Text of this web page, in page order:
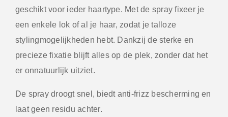
geschikt voor ieder haartype. Met de spray fixeer je
een enkele lok of al je haar, zodat je talloze
stylingmogelijkheden hebt. Dankzij de sterke en
precieze fixatie blijft alles op de plek, zonder dat het
er onnatuurlijk uitziet.
De spray droogt snel, biedt anti-frizz bescherming en
laat geen residu achter.